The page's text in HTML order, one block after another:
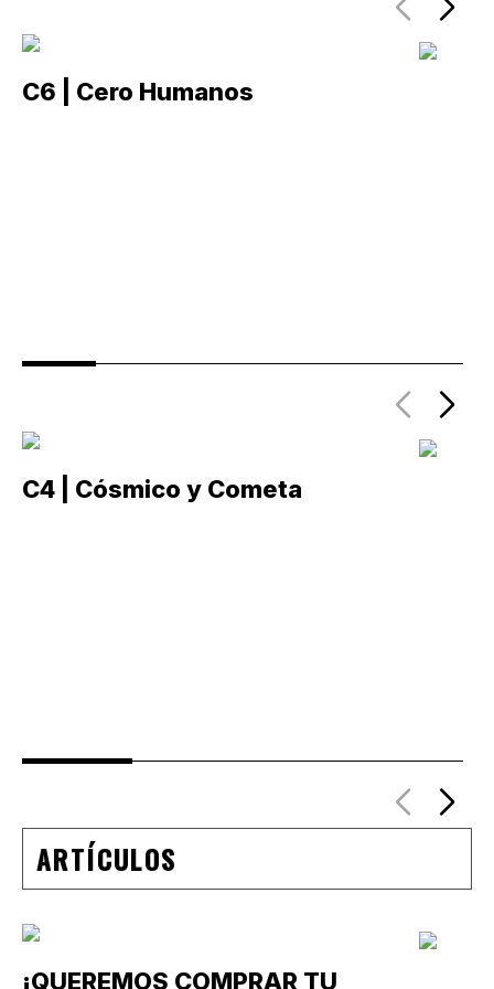
C6 | Cero Humanos
C4 | Cósmico y Cometa
ARTÍCULOS
¡QUEREMOS COMPRAR TU